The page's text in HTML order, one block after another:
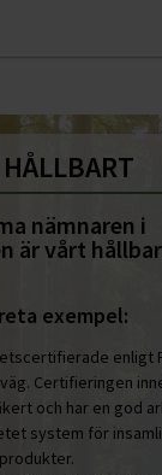
nämnaren i
är vårt
exempel:
enligt
Certifieringen
och har en god
system för